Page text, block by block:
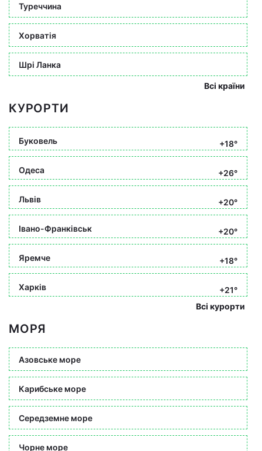
Туреччина
Хорватія
Шрі Ланка
Всі країни
КУРОРТИ
Буковель +18°
Одеса +26°
Львів +20°
Івано-Франківськ +20°
Яремче +18°
Харків
+21°
Всі курорти
МОРЯ
Азовське море
Карибське море
Середземне море
Чорне море